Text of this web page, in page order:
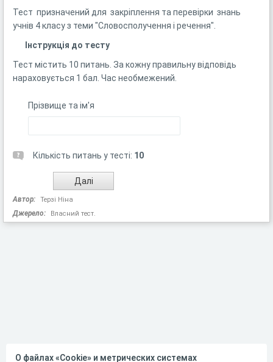
Тест призначений для закріплення та перевірки знань
учнів 4 класу з теми "Словосполучення і речення".
Інструкція до тесту
Тест містить 10 питань. За кожну правильну відповідь
нараховується 1 бал. Час необмежений.
Прізвище та ім'я
Кількість питань у тесті: 10
Автор: Терзі Ніна
Джерело: Власний тест.
О файлах «Cookie» и метрических системах